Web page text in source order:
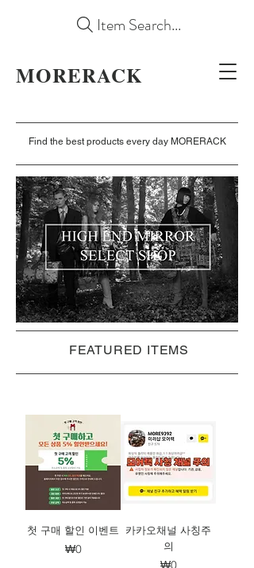
MORERACK
Item Search...
Find the best products every day MORERACK
FEATURED ITEMS
첫 구매 할인 이벤트
가격
₩0
카카오채널 사칭주
의
가격
₩0